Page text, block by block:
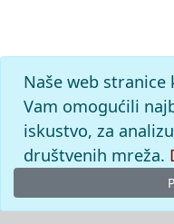
Naše web
Vam omogućili
iskustvo, za
društvenih mreža.
© 2026Leksikografski